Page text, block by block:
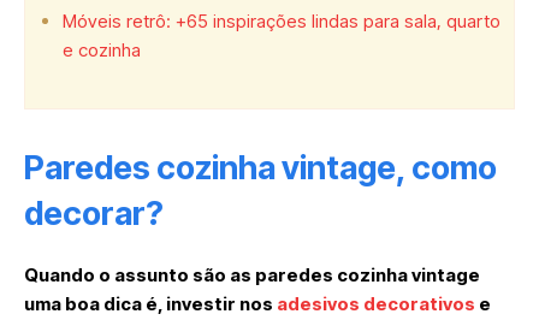
Móveis retrô: +65 inspirações lindas para sala, quarto
e cozinha
Paredes cozinha vintage, como
decorar?
Quando o assunto são as paredes cozinha vintage
uma boa dica é, investir nos adesivos decorativos e